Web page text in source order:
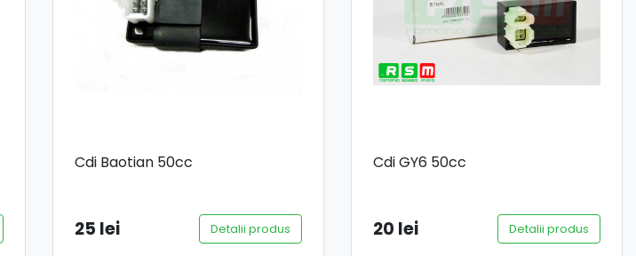
Cdi Baotian 50cc
25 lei Detalii produs
Cdi GY6 50cc
20 lei Detalii produs